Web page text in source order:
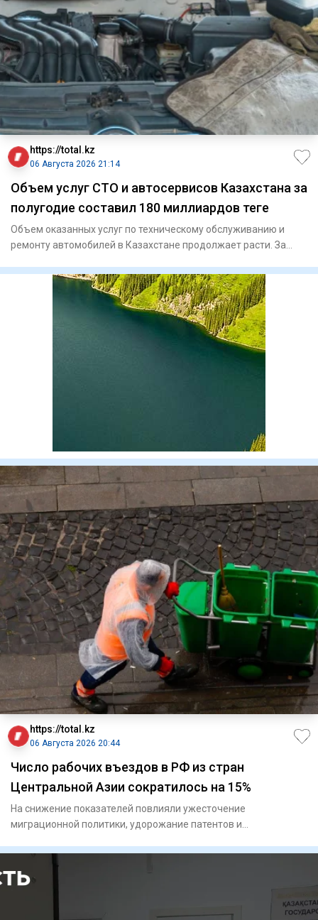
https://total.kz
06 Августа 2026 21:14
Объем услуг СТО и автосервисов Казахстана за
полугодие составил 180 миллиардов теңге
Объем оказанных услуг по техническому обслуживанию и
ремонту автомобилей в Казахстане продолжает расти. За
https://total.kz
06 Августа 2026 20:44
Число рабочих въездов в РФ из стран
Центральной Азии сократилось на 15%
На снижение показателей повлияли ужесточение
миграционной политики, удорожание патентов и